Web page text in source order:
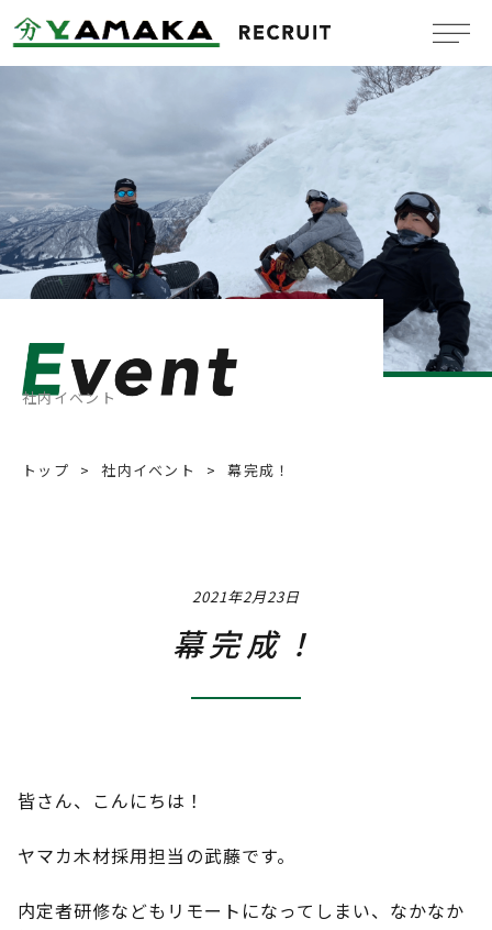
会社概要
Benefit system 福利厚生
Message メッセージ
Job information
研修・教育制度＆キャリアアップ
社内イベント
トップ 社内イベント 幕完成！
2021年2月23日
幕完成！
皆さん、こんにちは！
ヤマカ木材採用担当の武藤です。
内定者研修などもリモートになってしまい、なかなか